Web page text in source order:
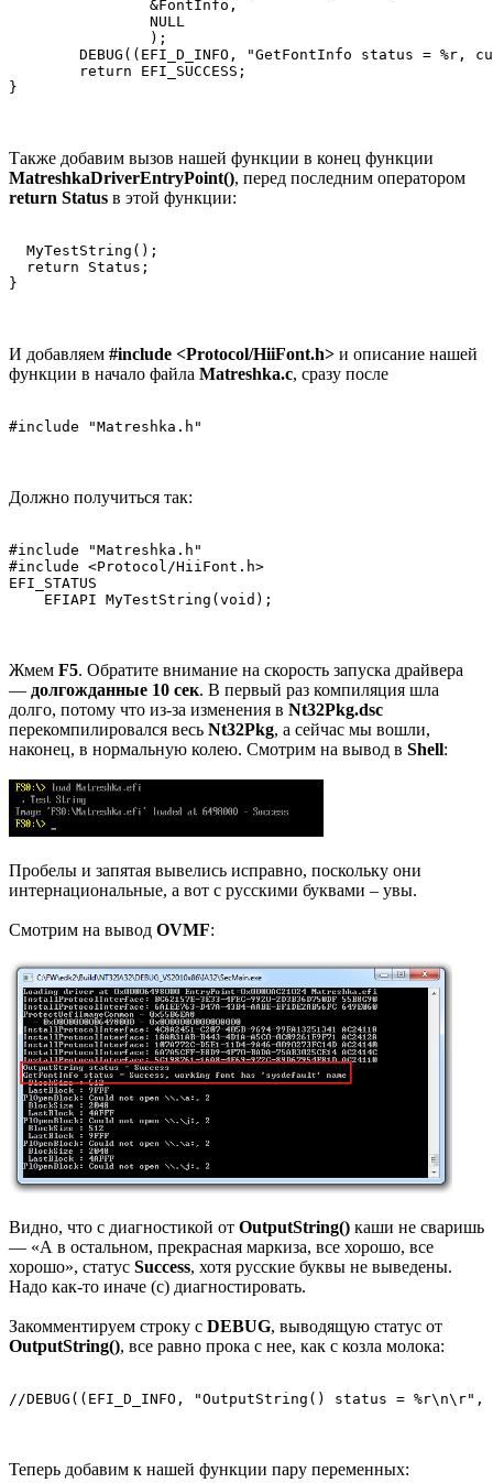
        return EFI_SUCCESS;
}
Также добавим вызов нашей функции в конец функции
MatreshkaDriverEntryPoint(), перед последним оператором
return Status в этой функции:
  MyTestString();
  return Status;
}
И добавляем #include <Protocol/HiiFont.h> и описание нашей
функции в начало файла Matreshka.c, сразу после
#include "Matreshka.h"
Должно получиться так:
#include "Matreshka.h"
#include <Protocol/HiiFont.h>
EFI_STATUS
    EFIAPI MyTestString(void);
Жмем F5. Обратите внимание на скорость запуска драйвера
— долгожданные 10 сек. В первый раз компиляция шла
долго, потому что из-за изменения в Nt32Pkg.dsc
перекомпилировался весь Nt32Pkg, а сейчас мы вошли,
наконец, в нормальную колею. Смотрим на вывод в Shell:
Пробелы и запятая вывелись исправно, поскольку они
интернациональные, а вот с русскими буквами – увы.
Смотрим на вывод OVMF:
Видно, что с диагностикой от OutputString() каши не сваришь
— «А в остальном, прекрасная маркиза, все хорошо, все
хорошо», статус Success, хотя русские буквы не выведены.
Надо как-то иначе (с) диагностировать.
Закомментируем строку c DEBUG, выводящую статус от
OutputString(), все равно прока с нее, как с козла молока:
//DEBUG((EFI_D_INFO, "OutputString() status =
Теперь добавим к нашей функции пару переменных: